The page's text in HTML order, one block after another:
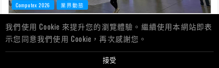
Computex 2026 業界動態
華碩電腦以設計理念清晰及展台可重複利用，獲得
COMPUTEX 2026永續設計獎旗艦規模組金獎
News 06/18/2026
我們使用 Cookie 來提升您的瀏覽體驗。繼續使用本網站即表
示您同意我們使用 Cookie，再次感謝您。
接受